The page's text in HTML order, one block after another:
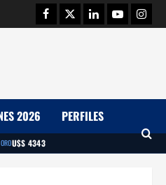
Facebook
TwitterLinkedinYoutube
2026 PERFILES
OROU$S 4343